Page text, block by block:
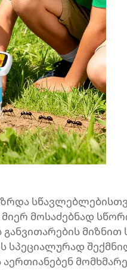
მოსაძებნად
მიზნით
სპეციალურად